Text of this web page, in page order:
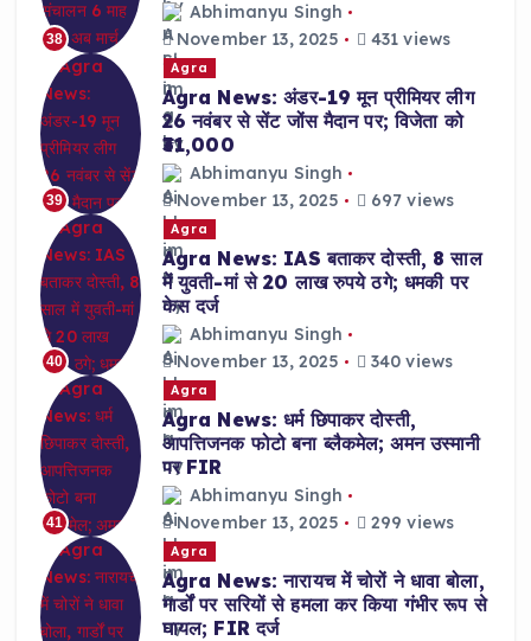
38
Abhimanyu Singh
November 13, 2025
431 views
39
Agra
Agra News: अंडर-19 मून प्रीमियर लीग
26 नवंबर से सेंट जोंस मैदान पर; विजेता को
₹31,000
Abhimanyu Singh
November 13, 2025
697 views
40
Agra
Agra News: IAS बताकर दोस्ती, 8 साल
में युवती-मां से 20 लाख रुपये ठगे; धमकी पर
केस दर्ज
Abhimanyu Singh
November 13, 2025
340 views
41
Agra
Agra News: धर्म छिपाकर दोस्ती,
आपत्तिजनक फोटो बना ब्लैकमेल; अमन उस्मानी
पर FIR
Abhimanyu Singh
November 13, 2025
299 views
Agra
Agra News: नारायच में चोरों ने धावा बोला,
गार्डों पर सरियों से हमला कर किया गंभीर रूप से
घायल; FIR दर्ज